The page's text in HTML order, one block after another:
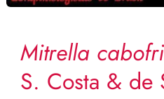
Mitrella
S. Costa & de